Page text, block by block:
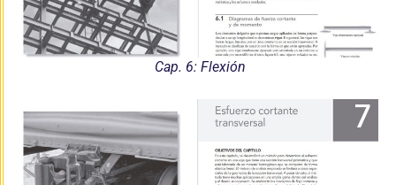
Cap. 6: Flexión